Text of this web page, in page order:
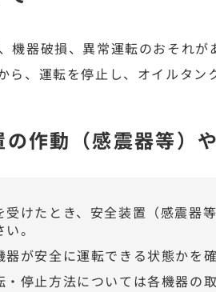
器破損、異常運転のおそれが
、運転を停止し、オイルタ
作動（感震器等）
けたとき、安全装置（感震器
。
が安全に運転できる状態かを
停止方法については各機器の